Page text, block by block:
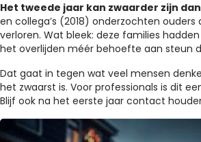
Het tweede jaar kan zwaarder zijn
en collega’s (2018) onderzochten ouders
verloren. Wat bleek: deze families
het overlijden méér behoefte aan steun
Dat gaat in tegen wat veel mensen
het zwaarst is. Voor professionals is dit
Blijf ook na het eerste jaar contact